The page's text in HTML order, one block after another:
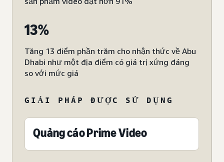
13%
Tăng 13 điểm phần trăm cho nhận thức về Abu
Dhabi như một địa điểm có giá trị xứng đáng
so với mức giá
GIẢI PHÁP ĐƯỢC SỬ DỤNG
Quảng cáo Prime Video